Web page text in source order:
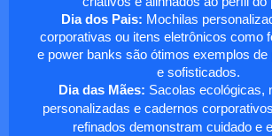
Dia dos Pais: Mochilas
corporativas ou itens eletrônicos como
e power banks são ótimos exemplos de
e sofisticados.
Dia das Mães: Sacolas ecológicas,
personalizadas e cadernos
refinados demonstram cuidado e